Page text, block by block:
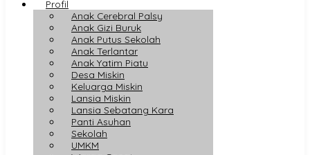
Profil
Anak Cerebral Palsy
Anak Gizi Buruk
Anak Putus Sekolah
Anak Terlantar
Anak Yatim Piatu
Desa Miskin
Keluarga Miskin
Lansia Miskin
Lansia Sebatang Kara
Panti Asuhan
Sekolah
UMKM